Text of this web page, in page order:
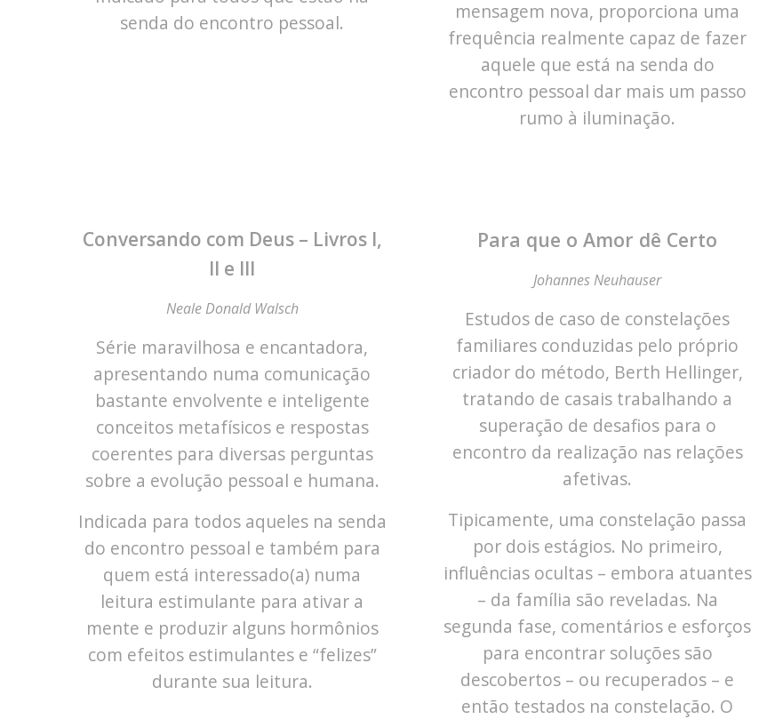
senda do encontro pessoal.
mensagem nova, proporciona uma
frequência realmente capaz de fazer
aquele que está na senda do
encontro pessoal dar mais um passo
rumo à iluminação.
Conversando com Deus – Livros I,
II e III
Neale Donald Walsch
Série maravilhosa e encantadora,
apresentando numa comunicação
bastante envolvente e inteligente
conceitos metafísicos e respostas
coerentes para diversas perguntas
sobre a evolução pessoal e humana.
Indicada para todos aqueles na senda
do encontro pessoal e também para
quem está interessado(a) numa
leitura estimulante para ativar a
mente e produzir alguns hormônios
com efeitos estimulantes e “felizes”
durante sua leitura.
Para que o Amor dê Certo
Johannes Neuhauser
Estudos de caso de constelações
familiares conduzidas pelo próprio
criador do método, Berth Hellinger,
tratando de casais trabalhando a
superação de desafios para o
encontro da realização nas relações
afetivas.
Tipicamente, uma constelação passa
por dois estágios. No primeiro,
influências ocultas – embora atuantes
– da família são reveladas. Na
segunda fase, comentários e esforços
para encontrar soluções são
descobertos – ou recuperados – e
então testados na constelação. O